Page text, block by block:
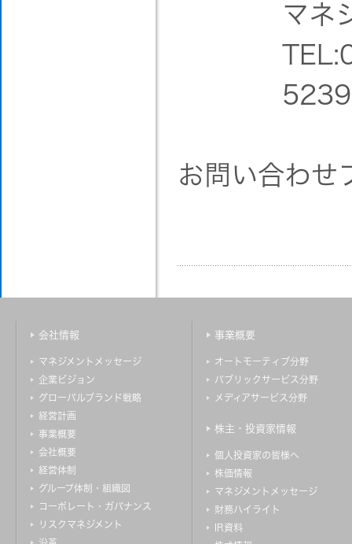
マネ
5239
お問い合わせ
会社情報
マネジメントメッセージ
企業ビジョン
グローバルブランド戦略
経営計画
事業概要
会社概要
経営体制
グループ体制・組織図
コーポレート・ガバナンス
リスクマネジメント
事業概要
オートモーティブ分野
パブリックサービス分野
メディアサービス分野
株主・投資家情報
個人投資家の皆様へ
株価情報
マネジメントメッセージ
財務ハイライト
IR資料